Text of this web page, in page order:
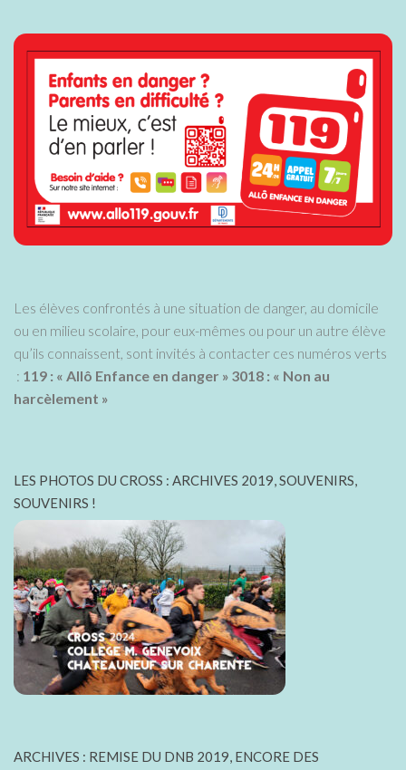
Les élèves confrontés à une situation de danger, au domicile
ou en milieu scolaire, pour eux-mêmes ou pour un autre élève
qu’ils connaissent, sont invités à contacter ces numéros verts
: 119 : « Allô Enfance en danger » 3018 : « Non au
harcèlement »
LES PHOTOS DU CROSS : ARCHIVES 2019, SOUVENIRS,
SOUVENIRS !
ARCHIVES : REMISE DU DNB 2019, ENCORE DES